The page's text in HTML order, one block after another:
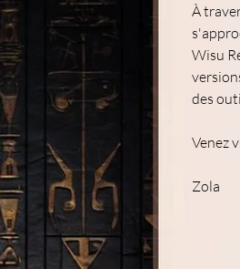
À
Wisu
des
Venez
Zola